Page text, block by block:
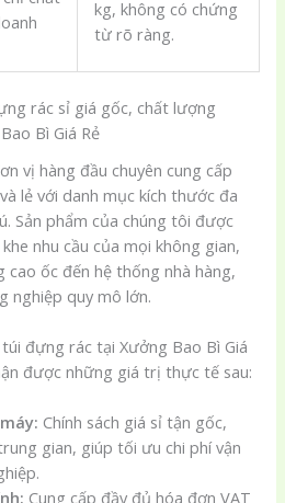
kg, không có chứng
từ rõ ràng.
rác sỉ giá gốc, chất lượng
Bì Giá Rẻ
vị hàng đầu chuyên cung cấp
lẻ với danh mục kích thước đa
Sản phẩm của chúng tôi được
nhu cầu của mọi không gian,
ốc đến hệ thống nhà hàng,
nghiệp quy mô lớn.
đựng rác tại Xưởng Bao Bì Giá
được những giá trị thực tế sau:
Chính sách giá sỉ tận gốc,
gian, giúp tối ưu chi phí vận
Cung cấp đầy đủ hóa đơn VAT